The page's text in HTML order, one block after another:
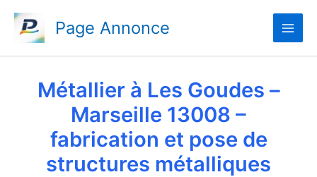
contenu
Page Annonce
Métallier à Les Goudes –
Marseille 13008 –
fabrication et pose de
structures métalliques